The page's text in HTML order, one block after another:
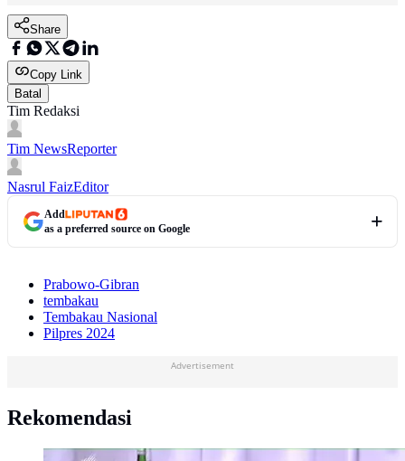
Share
Copy Link
Batal
Tim Redaksi
Tim NewsReporter
Nasrul FaizEditor
Add
as a preferred source on Google
Prabowo-Gibran
tembakau
Tembakau Nasional
Pilpres 2024
Advertisement
Rekomendasi